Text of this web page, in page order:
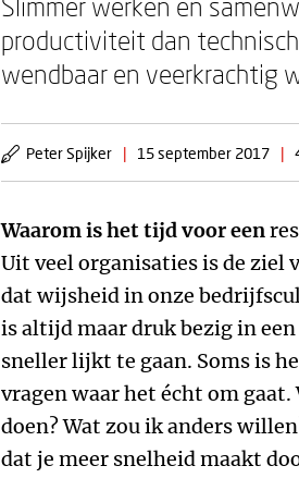
productiviteit dan
wendbaar en veerkrachtig
Peter Spijker | 15 september 2017 |
Waarom is het tijd voor een
Uit veel organisaties is de ziel
dat wijsheid in onze
is altijd maar druk bezig in
sneller lijkt te gaan. Soms is
vragen waar het écht om
doen? Wat zou ik anders
dat je meer snelheid maakt